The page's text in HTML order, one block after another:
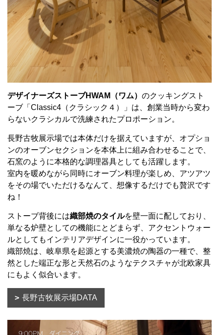
デザイナーズストーブHWAM（ワム） のクッキングスト
ーブ「Classic4（クラシック４）」は、創業当時から変わ
らないクラシカルで洗練されたプロポーション。
長野古牧展示場では本体だけを据えていますが、オプショ
ンのオーブンセクションを本体上に組み合わせることで、
石窯のように本格的な調理器具としても活躍します。
室内を暖めながら同時にオーブン料理が楽しめ、アツアツ
をその場でいただけるなんて、想像するだけでも贅沢です
ね！
ストーブ背後には織部焼のタイルを壁一面に配しており、
単なる炉壁としての機能にとどまらず、アクセントウォー
ルとしてもインテリアデザインに一役かっています。
織部焼は、岐阜県を起源とする美濃焼の陶器の一種で、整
然とした端正な形と天然石のようなテクスチャが北欧家具
にもよく似合います。
長野古牧展示場DATA